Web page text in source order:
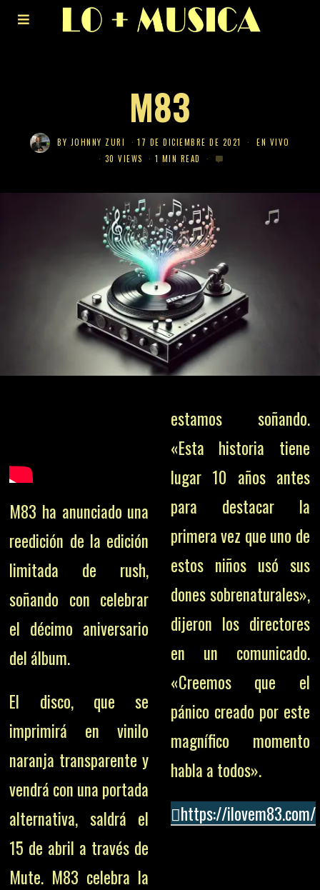
M83
BY JOHNNY ZURI 17 DE DICIEMBRE DE 2021
EN VIVO
30 VIEWS
1 MIN READ
M83 ha anunciado una
reedición de la edición
limitada de rush,
soñando con celebrar
el décimo aniversario
del álbum.
El disco, que se
imprimirá en vinilo
naranja transparente y
vendrá con una portada
alternativa, saldrá el
15 de abril a través de
Mute. M83 celebra la
estamos soñando.
«Esta historia tiene
lugar 10 años antes
para destacar la
primera vez que uno de
estos niños usó sus
dones sobrenaturales»,
dijeron los directores
en un comunicado.
«Creemos que el
pánico creado por este
magnífico momento
habla a todos».
https://ilovem83.com/